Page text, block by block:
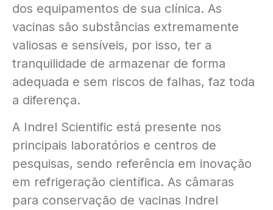
dos equipamentos de sua clínica. As
vacinas são substâncias extremamente
valiosas e sensíveis, por isso, ter a
tranquilidade de armazenar de forma
adequada e sem riscos de falhas, faz toda
a diferença.
A Indrel Scientific está presente nos
principais laboratórios e centros de
pesquisas, sendo referência em inovação
em refrigeração científica. As câmaras
para conservação de vacinas Indrel